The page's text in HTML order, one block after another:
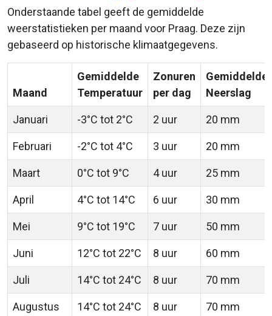
Onderstaande tabel geeft de gemiddelde
weerstatistieken per maand voor Praag. Deze zijn
gebaseerd op historische klimaatgegevens.
Maand
Gemiddelde
Temperatuur
Zonuren
per dag
Gemiddelde
Neerslag
Januari -3°C tot 2°C 2 uur 20 mm
Februari -2°C tot 4°C 3 uur 20 mm
Maart 0°C tot 9°C 4 uur 25 mm
April 4°C tot 14°C 6 uur 30 mm
Mei 9°C tot 19°C 7 uur 50 mm
Juni 12°C tot 22°C 8 uur 60 mm
Juli 14°C tot 24°C 8 uur 70 mm
Augustus 14°C tot 24°C 8 uur 70 mm